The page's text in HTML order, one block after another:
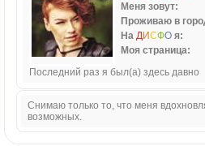
Меня зовут:
Проживаю в
На ДИСФО я:
Моя страница:
Последний раз я был(а) здесь давно
Снимаю только то, что меня
возможных.